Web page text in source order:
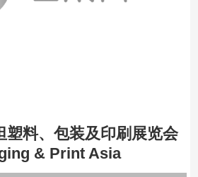
塑料、包装及印刷展览会
& Print Asia